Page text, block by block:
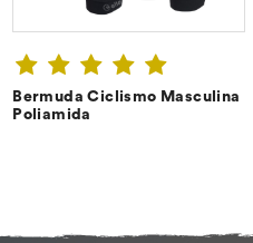
CONFIRA ➔
Bermuda Ciclismo Masculina
Poliamida